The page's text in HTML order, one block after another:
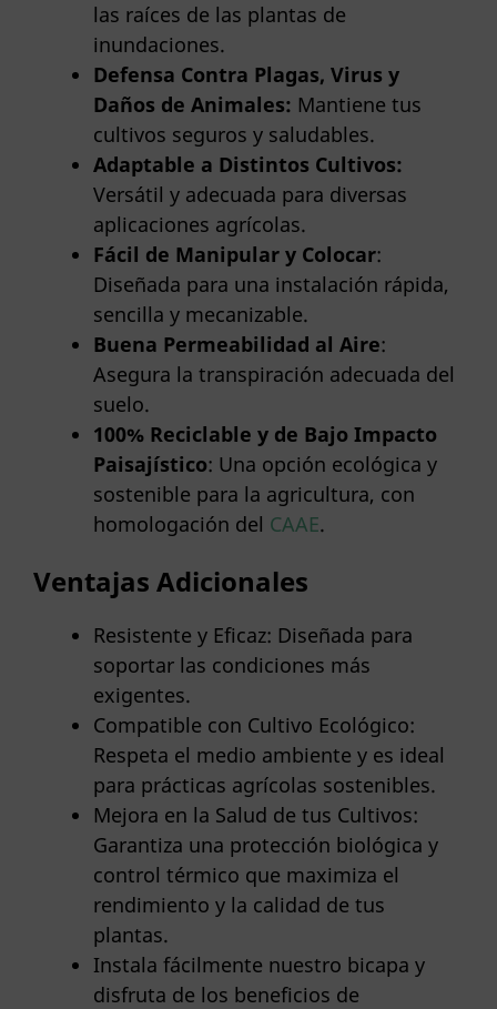
las raíces de las plantas de
inundaciones.
Defensa Contra Plagas, Virus y
Daños de Animales: Mantiene tus
cultivos seguros y saludables.
Adaptable a Distintos Cultivos:
Versátil y adecuada para diversas
aplicaciones agrícolas.
Fácil de Manipular y Colocar:
Diseñada para una instalación rápida,
sencilla y mecanizable.
Buena Permeabilidad al Aire:
Asegura la transpiración adecuada del
suelo.
100% Reciclable y de Bajo Impacto
Paisajístico: Una opción ecológica y
sostenible para la agricultura, con
homologación del CAAE.
Ventajas Adicionales
Resistente y Eficaz: Diseñada para
soportar las condiciones más
exigentes.
Compatible con Cultivo Ecológico:
Respeta el medio ambiente y es ideal
para prácticas agrícolas sostenibles.
Mejora en la Salud de tus Cultivos:
Garantiza una protección biológica y
control térmico que maximiza el
rendimiento y la calidad de tus
plantas.
Instala fácilmente nuestro bicapa y
disfruta de los beneficios de